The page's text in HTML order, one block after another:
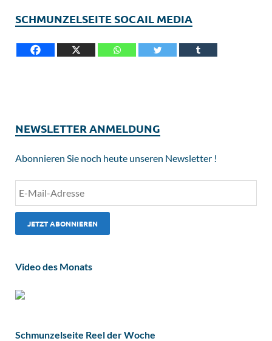
SCHMUNZELSEITE SOCAIL MEDIA
NEWSLETTER ANMELDUNG
Abonnieren Sie noch heute unseren Newsletter !
Video des Monats
Schmunzelseite Reel der Woche